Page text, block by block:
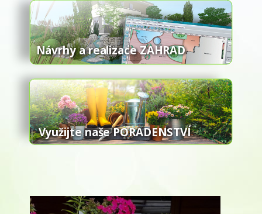
Návrhy a realizace ZAHRAD
Využijte naše PORADENSTVÍ